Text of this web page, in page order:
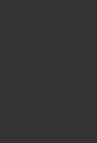
ビキニボトム